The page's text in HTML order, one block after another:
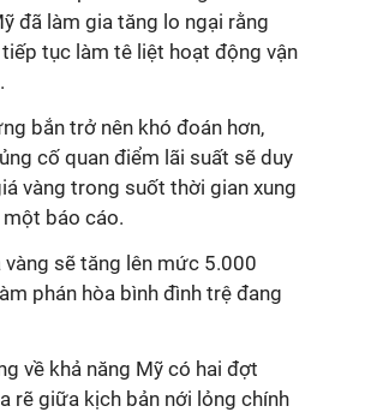
đã làm gia tăng lo ngại rằng
tục làm tê liệt hoạt động vận
bắn trở nên khó đoán hơn,
cố quan điểm lãi suất sẽ duy
vàng trong suốt thời gian xung
một báo cáo.
sẽ tăng lên mức 5.000
phán hòa bình đình trệ đang
về khả năng Mỹ có hai đợt
rẽ giữa kịch bản nới lỏng chính